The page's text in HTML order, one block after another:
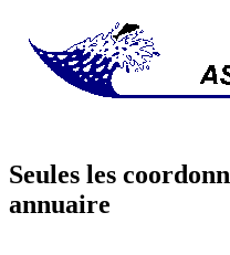
Seules les
annuaire